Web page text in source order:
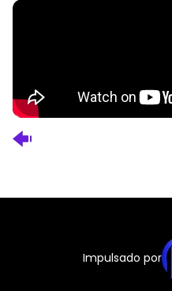
Impulsado por